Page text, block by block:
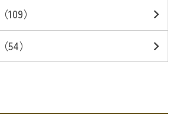
）
54）